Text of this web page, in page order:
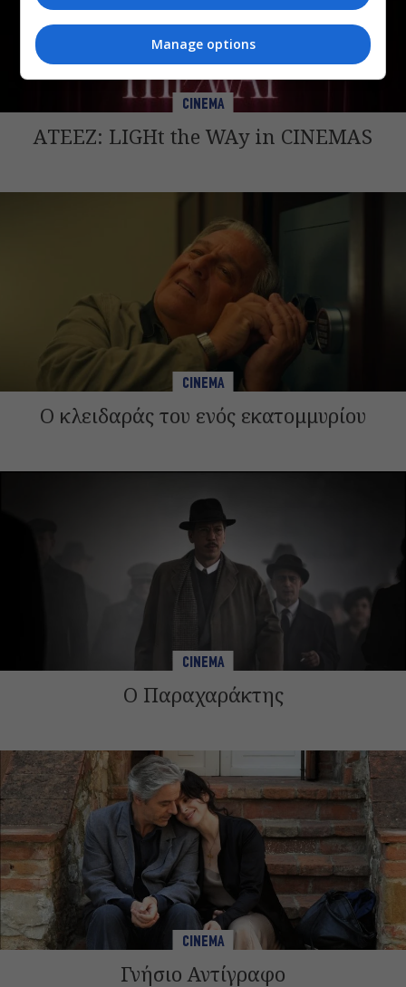
CINEMA
ATEEZ: LIGHt the WAy in CINEMAS
CINEMA
Ο κλειδαράς του ενός εκατομμυρίου
CINEMA
Ο Παραχαράκτης
CINEMA
Γνήσιο Αντίγραφο
Manage options